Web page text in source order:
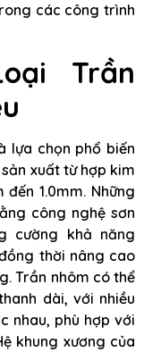
các công trình
Trần
lựa chọn phổ biến
xuất từ hợp kim
1.0mm. Những
công nghệ sơn
cường khả năng
thời nâng cao
Trần nhôm có thể
dài, với nhiều
nhau, phù hợp với
khung xương của